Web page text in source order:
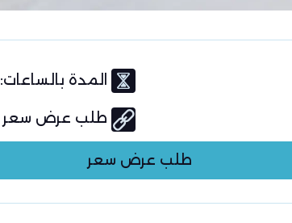
المدة بالساعات: 10 ساعة/ساعات
طلب عرض سعر
طلب عرض سعر